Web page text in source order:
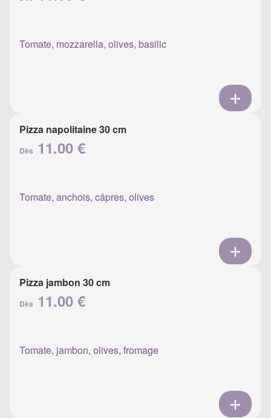
Tomate, mozzarella, olives, basilic
Pizza napolitaine 30 cm
Dès 11.00 €
Tomate, anchois, câpres, olives
Pizza jambon 30 cm
Dès 11.00 €
Tomate, jambon, olives, fromage